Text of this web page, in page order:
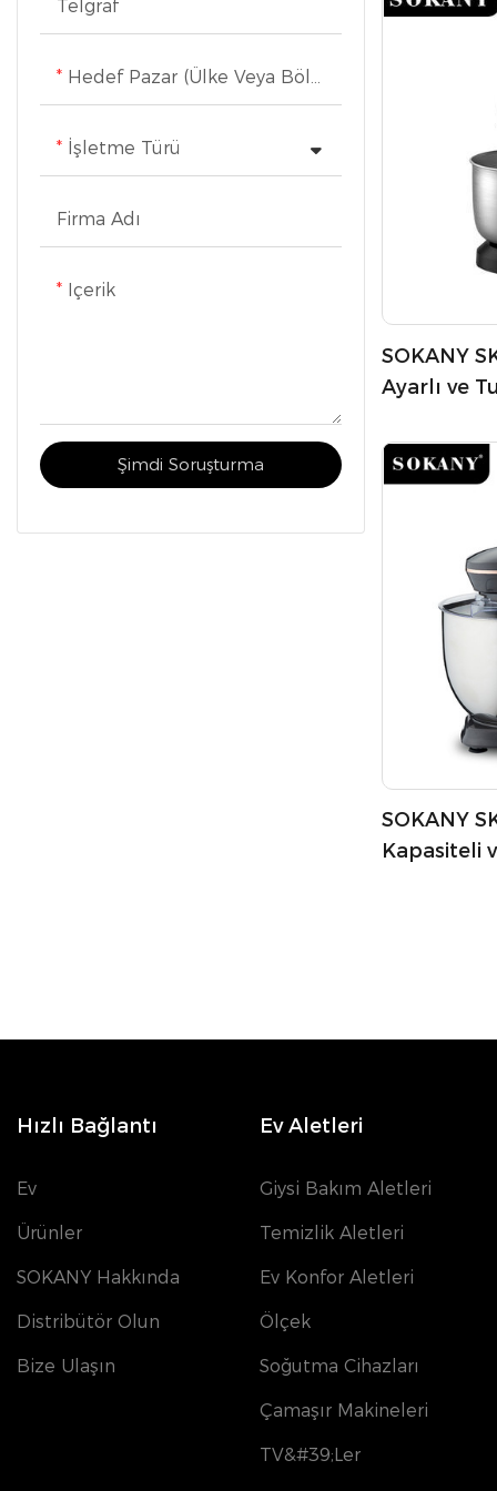
Telgraf
Hedef Pazar (Ülke Veya Bölge)
İşletme Türü
Firma Adı
Içerik
Şimdi Soruşturma
SOKANY
Ayarlı ve
SOKANY
Kapasiteli
Hızlı Bağlantı
Ev
Ürünler
SOKANY Hakkında
Distribütör Olun
Bize Ulaşın
Ev Aletleri
Giysi Bakım Aletleri
Temizlik Aletleri
Ev Konfor Aletleri
Ölçek
Soğutma Cihazları
Çamaşır Makineleri
TV&#39;ler